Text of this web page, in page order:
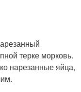
терке морковь.
нарезанные яйца,